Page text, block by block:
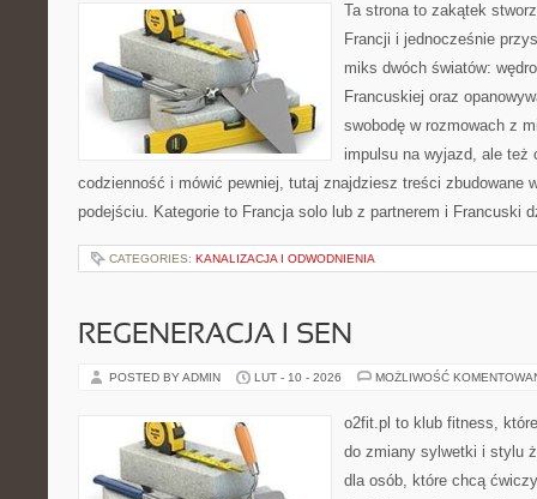
Ta strona to zakątek
Francji i jednocześnie
miks dwóch światów:
Francuskiej oraz
swobodę w rozmowach z
impulsu na wyjazd, ale
codzienność i mówić pewniej, tutaj znajdziesz treści zbudowane
podejściu. Kategorie to Francja solo lub z partnerem i Francuski
CATEGORIES: KANALIZACJA I ODWODNIENIA
REGENERACJA I SEN
POSTED BY ADMIN LUT - 10 - 2026 MOŻLIWOŚĆ
o2fit.pl to klub fitness,
do zmiany sylwetki i stylu
dla osób, które chcą